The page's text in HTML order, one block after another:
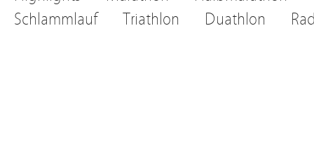
Schlammlauf
Triathlon Duathlon